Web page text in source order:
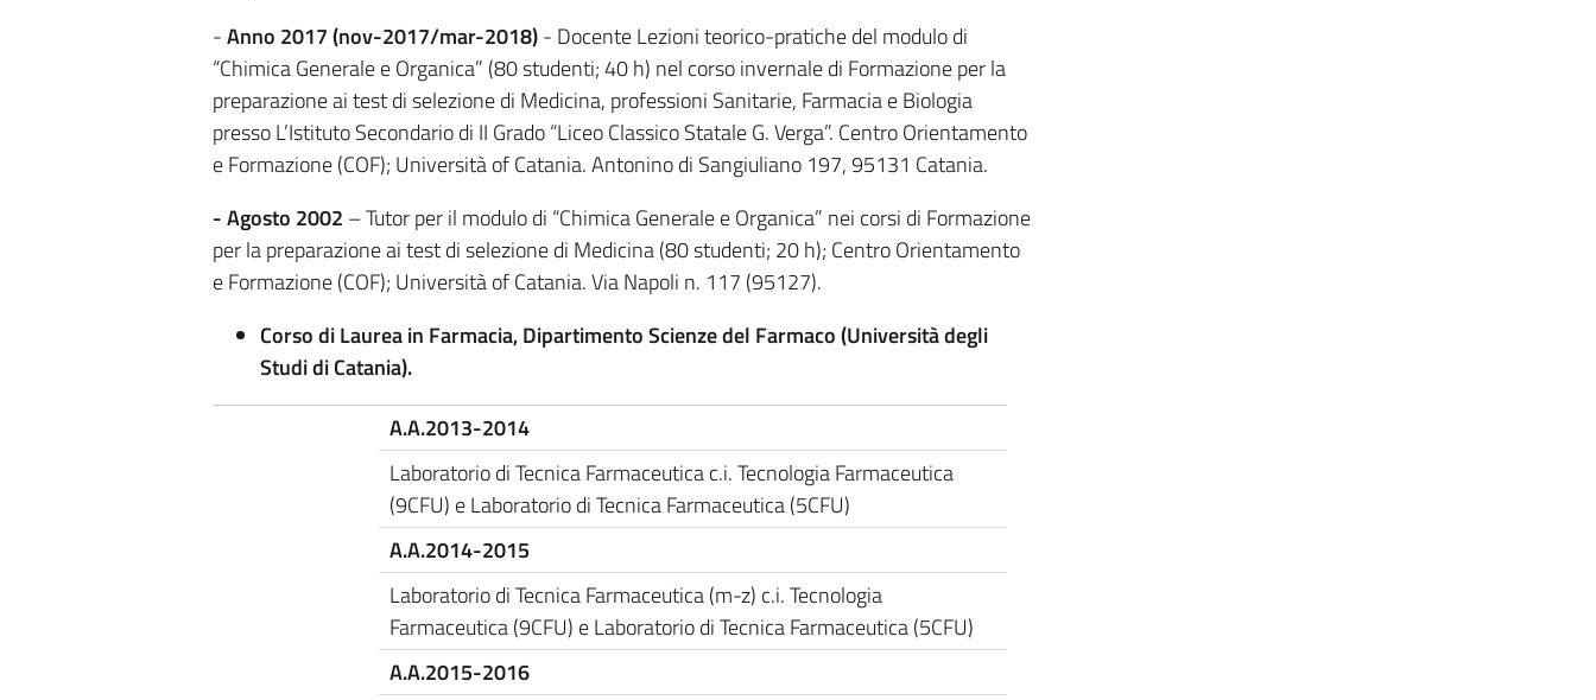
-Anno 2017 (nov-2017/mar-2018)- Docente Lezioni teorico-pratiche del modulo di
“Chimica Generale e Organica” (80 studenti; 40 h) nel corso invernale di Formazione per la
preparazione ai test di selezione di Medicina, professioni Sanitarie, Farmacia e Biologia
presso L’Istituto Secondario di II Grado “Liceo Classico Statale G. Verga”. Centro Orientamento
e Formazione (COF); Università of Catania. Antonino di Sangiuliano 197, 95131 Catania.
- Agosto 2002 – Tutor per il modulo di “Chimica Generale e Organica” nei corsi di Formazione
per la preparazione ai test di selezione di Medicina (80 studenti; 20 h); Centro Orientamento
e Formazione (COF); Università of Catania. Via Napoli n. 117 (95127).
Corso di Laurea in Farmacia, Dipartimento Scienze del Farmaco (Università degli
Studi di Catania).
A.A.2013-2014
Laboratorio di Tecnica Farmaceutica c.i. Tecnologia Farmaceutica
(9CFU) e Laboratorio di Tecnica Farmaceutica (5CFU)
A.A.2014-2015
Laboratorio di Tecnica Farmaceutica (m-z) c.i. Tecnologia
Farmaceutica (9CFU) e Laboratorio di Tecnica Farmaceutica (5CFU)
A.A.2015-2016